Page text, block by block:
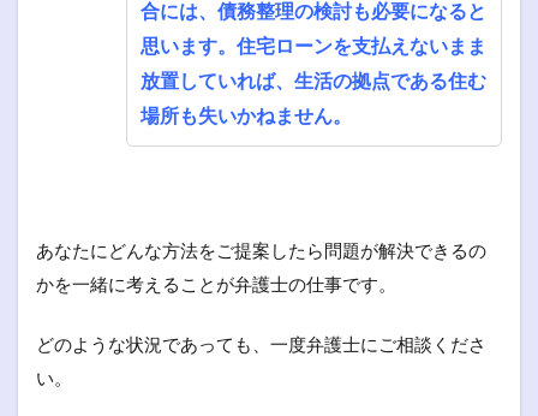
合には、債務整理の検討も必要になると
思います。住宅ローンを支払えないまま
放置していれば、生活の拠点である住む
場所も失いかねません。
あなたにどんな方法をご提案したら問題が解決できるの
かを一緒に考えることが弁護士の仕事です。
どのような状況であっても、一度弁護士にご相談くださ
い。